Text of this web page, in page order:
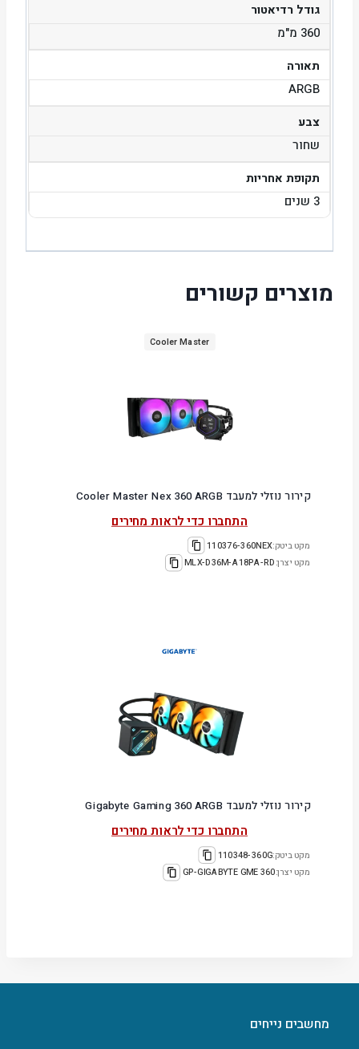
גודל רדיאטור
360 מ"מ
תאורה
ARGB
צבע
שחור
תקופת אחריות
3 שנים
מוצרים קשורים
Cooler Master
קירור נוזלי למעבד Cooler Master Nex 360 ARGB
התחברו כדי לראות מחירים
מקט ביטק:110376-360NEX
מקט יצרן:MLX-D36M-A18PA-RD
קירור נוזלי למעבד Gigabyte Gaming 360 ARGB
התחברו כדי לראות מחירים
מקט ביטק:110348-360G
מקט יצרן:GP-GIGABYTE GME 360
מחשבים נייחים